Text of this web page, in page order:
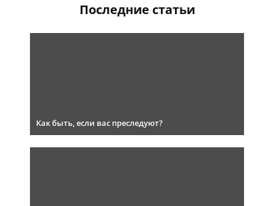
Последние статьи
Как быть, если вас преследуют?